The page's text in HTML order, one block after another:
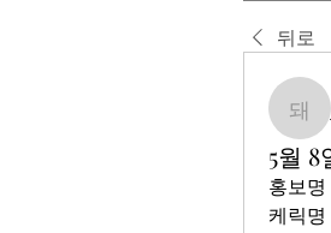
뒤로
돼
5월 8
홍보
케릭